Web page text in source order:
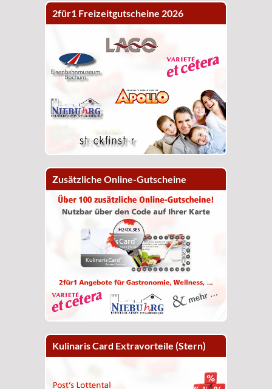
2für1 Freizeitgutscheine 2026
Zusätzliche Online-Gutscheine
Kulinaris Card Extravorteile (Stern)